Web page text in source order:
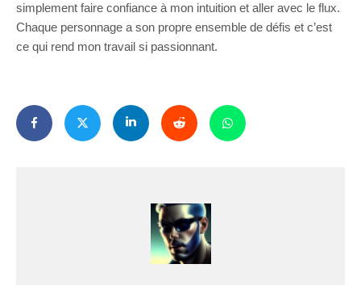
simplement faire confiance à mon intuition et aller avec le flux.
Chaque personnage a son propre ensemble de défis et c’est
ce qui rend mon travail si passionnant.